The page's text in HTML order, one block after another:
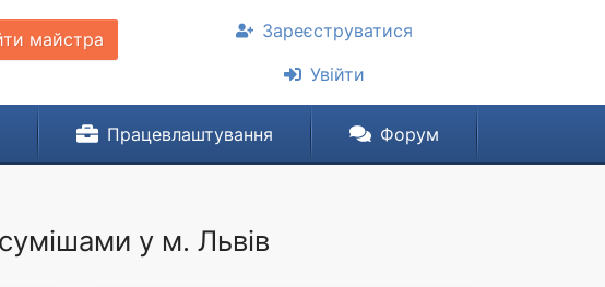
майстра
Зареєструватися
Увійти
Працевлаштування Форум
у м. Львів